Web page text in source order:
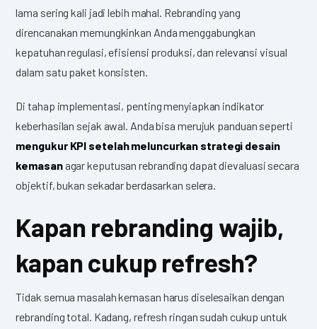
lama sering kali jadi lebih mahal. Rebranding yang
direncanakan memungkinkan Anda menggabungkan
kepatuhan regulasi, efisiensi produksi, dan relevansi visual
dalam satu paket konsisten.
Di tahap implementasi, penting menyiapkan indikator
keberhasilan sejak awal. Anda bisa merujuk panduan seperti
mengukur KPI setelah meluncurkan strategi desain
kemasanagar keputusan rebranding dapat dievaluasi secara
objektif, bukan sekadar berdasarkan selera.
Kapan rebranding wajib,
kapan cukup refresh?
Tidak semua masalah kemasan harus diselesaikan dengan
rebranding total. Kadang, refresh ringan sudah cukup untuk